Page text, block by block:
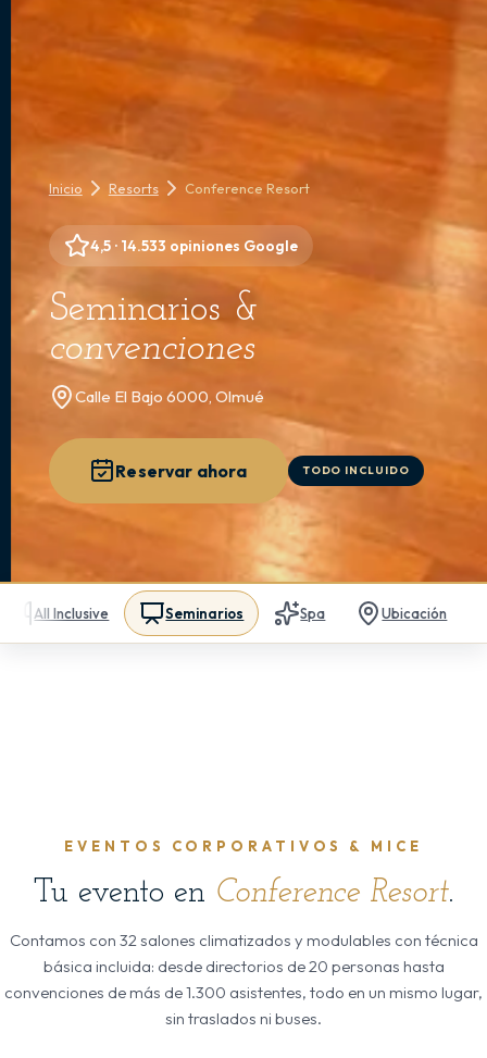
Inicio Resorts Conference Resort
4,5 · 14.533 opiniones Google
Seminarios &
convenciones
Calle El Bajo 6000, Olmué
Reservar ahora TODO INCLUIDO
All Inclusive Seminarios Spa Ubicación
EVENTOS CORPORATIVOS & MICE
Tu evento en Conference Resort.
Contamos con 32 salones climatizados y modulables con técnica
básica incluida: desde directorios de 20 personas hasta
convenciones de más de 1.300 asistentes, todo en un mismo lugar,
sin traslados ni buses.